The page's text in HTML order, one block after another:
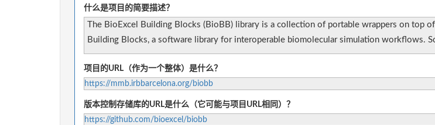
什么是项目的简要描述？
The BioExcel Building Blocks (BioBB) library is a collection of portable wrappers on top
Building Blocks, a software library for interoperable biomolecular simulation workflows.
项目的URL（作为一个整体）是什么？
https://mmb.irbbarcelona.org/biobb
版本控制存储库的URL是什么（它可能与项目URL相同）？
https://github.com/bioexcel/biobb